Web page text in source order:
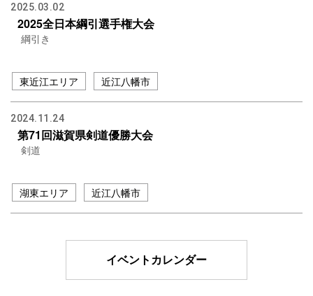
2025.03.02
2025全日本綱引選手権大会
綱引き
東近江エリア 近江八幡市
2024.11.24
第71回滋賀県剣道優勝大会
剣道
湖東エリア 近江八幡市
イベントカレンダー